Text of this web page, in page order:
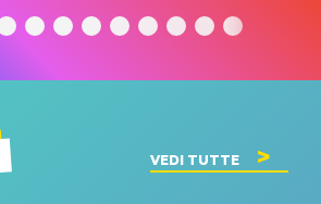
del singolo
VEDI TUTTE